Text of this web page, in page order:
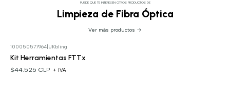
PUEDE QUE TE INTERESEN OTROS PRODUCTOS DE
Limpieza de Fibra Óptica
Ver más productos
100050577964| UKbling
Kit Herramientas FTTx
$44.525 CLP + IVA